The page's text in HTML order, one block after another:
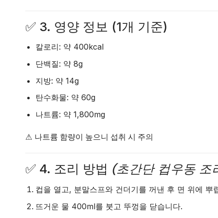
✅ 3. 영양 정보 (1개 기준)
칼로리: 약 400kcal
단백질: 약 8g
지방: 약 14g
탄수화물: 약 60g
나트륨: 약 1,800mg
⚠ 나트륨 함량이 높으니 섭취 시 주의
✅ 4. 조리 방법 (초간단 컵우동 조
컵을 열고, 분말스프와 건더기를 꺼낸 후 면 위에 뿌
뜨거운 물 400ml를 붓고 뚜껑을 닫습니다.